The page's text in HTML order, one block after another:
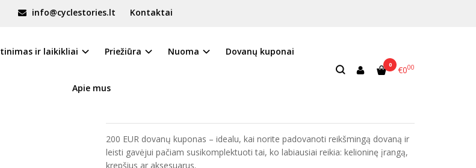
info@cyclestories.lt Kontaktai
ir laikikliai Priežiūra Nuoma Dovanų kuponai
Apie mus
0 €000
Prekės kodas:
200 EUR dovanų kuponas – idealu, kai norite padovanoti reikšmingą dovaną ir
leisti gavėjui pačiam susikomplektuoti tai, ko labiausiai reikia: kelioninę įrangą,
krepšius ar aksesuarus.